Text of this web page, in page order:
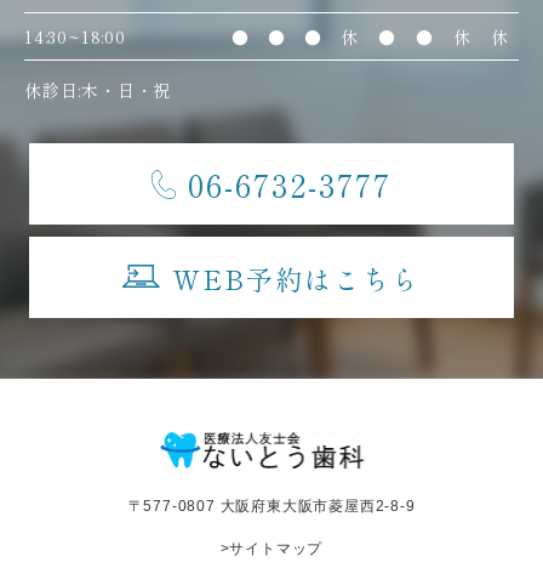
14:30~18:00
● ● ● 休 ● ● 休 休
休診日:木・日・祝
06-6732-3777
WEB予約はこちら
〒577-0807 大阪府東大阪市菱屋西2-8-9
>サイトマップ